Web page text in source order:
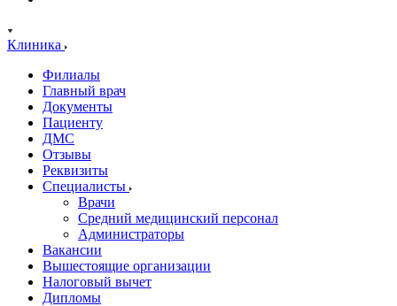
Клиника
Филиалы
Главный врач
Документы
Пациенту
ДМС
Отзывы
Реквизиты
Специалисты
Врачи
Средний медицинский персонал
Администраторы
Вакансии
Вышестоящие организации
Налоговый вычет
Дипломы